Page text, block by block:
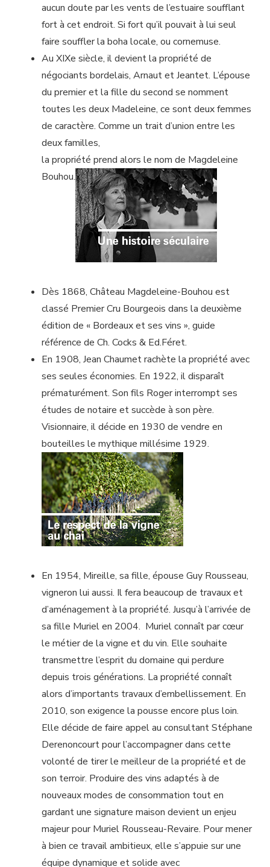
aucun doute par les vents de l’estuaire soufflant
fort à cet endroit. Si fort qu’il pouvait à lui seul
faire souffler la boha locale, ou cornemuse.
Au XIXe siècle, il devient la propriété de
négociants bordelais, Arnaut et Jeantet. L’épouse
du premier et la fille du second se nomment
toutes les deux Madeleine, ce sont deux femmes
de caractère. Comme un trait d’union entre les
deux familles,
la propriété prend alors le nom de Magdeleine
Bouhou.
Dès 1868, Château Magdeleine-Bouhou est
classé Premier Cru Bourgeois dans la deuxième
édition de « Bordeaux et ses vins », guide
référence de Ch. Cocks & Ed.Féret.
En 1908, Jean Chaumet rachète la propriété avec
ses seules économies. En 1922, il disparaît
prématurément. Son fils Roger interrompt ses
études de notaire et succède à son père.
Visionnaire, il décide en 1930 de vendre en
bouteilles le mythique millésime 1929.
En 1954, Mireille, sa fille, épouse Guy Rousseau,
vigneron lui aussi. Il fera beaucoup de travaux et
d’aménagement à la propriété. Jusqu’à l’arrivée de
sa fille Muriel en 2004. Muriel connaît par cœur
le métier de la vigne et du vin. Elle souhaite
transmettre l’esprit du domaine qui perdure
depuis trois générations. La propriété connaît
alors d’importants travaux d’embellissement. En
2010, son exigence la pousse encore plus loin.
Elle décide de faire appel au consultant Stéphane
Derenoncourt pour l’accompagner dans cette
volonté de tirer le meilleur de la propriété et de
son terroir. Produire des vins adaptés à de
nouveaux modes de consommation tout en
gardant une signature maison devient un enjeu
majeur pour Muriel Rousseau-Revaire. Pour mener
à bien ce travail ambitieux, elle s’appuie sur une
équipe dynamique et solide avec